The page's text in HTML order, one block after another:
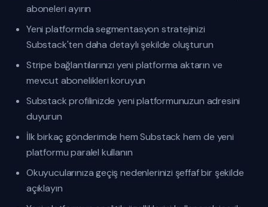
aboneleri ayırın
Yeni platformda segmentasyon stratejinizi
Substack'ten daha detaylı şekilde oluşturun
Stripe bağlantılarınızı yeni platforma aktarın ve
mevcut abonelikleri koruyun
Substack profilinizde yeni platformunuzun adresini
duyurun
İlk birkaç gönderimde hem Substack hem de yeni
platformu paralel kullanın
Okuyucularınıza geçiş nedenlerinizi şeffaf bir şekilde
açıklayın